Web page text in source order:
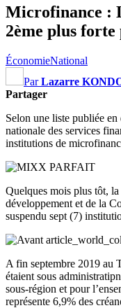
Microfinance :
2ème plus
ÉconomieNational
ParLazarre
Partager
Selon une liste publiée
nationale des services
institutions de
Quelques mois plus tôt,
développement et de la
suspendu sept (7)
A fin septembre 2019 au
étaient sous
sous-région et pour
représente 6,9% des